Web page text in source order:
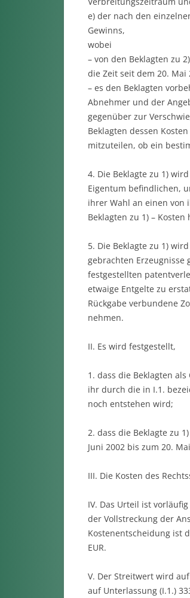
e) der nach den
Gewinns,
wobei
– von den Beklagten zu
die Zeit seit dem 20. Mai
– es den Beklagten
Abnehmer und der
gegenüber zur
Beklagten dessen
mitzuteilen, ob ein
4. Die Beklagte zu 1)
Eigentum befindlichen,
ihrer Wahl an einen von
Beklagten zu 1) – Kosten
5. Die Beklagte zu 1)
gebrachten
festgestellten
etwaige Entgelte zu
Rückgabe verbundene
nehmen.
II. Es wird festgestellt,
1. dass die Beklagten
ihr durch die in I.1.
noch entstehen wird;
2. dass die Beklagte zu
Juni 2002 bis zum 20.
III. Die Kosten des
IV. Das Urteil ist
der Vollstreckung der
Kostenentscheidung ist
EUR.
V. Der Streitwert wird
auf Unterlassung (I.1.)